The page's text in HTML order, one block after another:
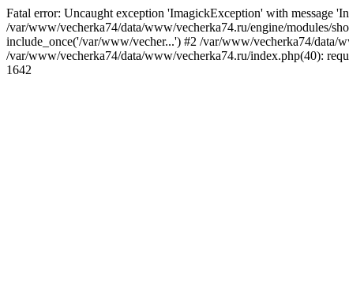
Fatal error: Uncaught exception 'ImagickException' with message
/var/www/vecherka74/data/www/vecherka74.ru/engine/modules/
include_once('/var/www/vecher...') #2 /var/www/vecherka74/data/
/var/www/vecherka74/data/www/vecherka74.ru/index.php(40):
1642